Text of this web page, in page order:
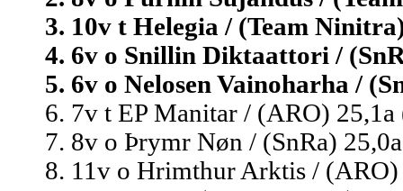
3. 10v t Helegia / (Team
4. 6v o Snillin Diktaattori /
5. 6v o Nelosen Vainoharha /
6. 7v t EP Manitar / (ARO)
7. 8v o Þrymr Nøn / (SnRa)
8. 11v o Hrimthur Arktis /